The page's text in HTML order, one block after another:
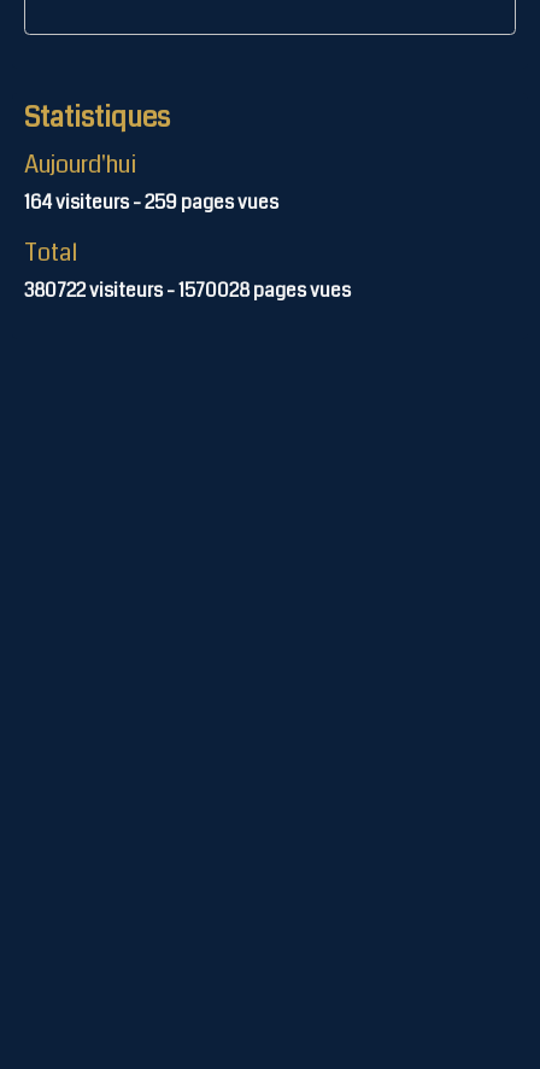
Statistiques
Aujourd'hui
164visiteurs -259pages vues
Total
380722visiteurs -1570028pages vues